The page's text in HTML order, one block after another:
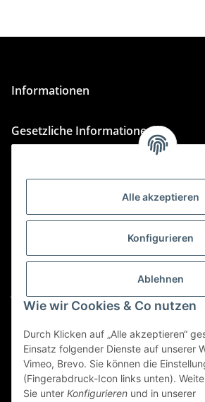
Alle akzeptieren
Konfigurieren
Ablehnen
Wie wir Cookies & Co nutzen
Durch Klicken auf „Alle akzeptieren“
Einsatz folgender Dienste auf unserer
Vimeo, Brevo. Sie können die
(Fingerabdruck-Icon links unten).
Sie unter Konfigurieren und in unserer
Informationen
Gesetzliche Informationen
Für Custom Anfragen und Custom
custom@htr-shop.com
Für Trikot-Anfragen und
teamwear@htr-shop.com
Für Reklamationen und Retouren
reklamation@htr-shop.com